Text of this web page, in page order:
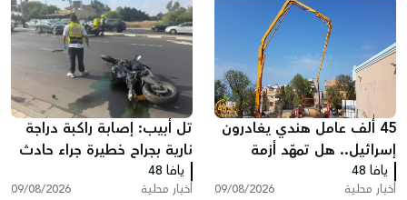
45 ألف عامل هندي يغادرون
إسرائيل.. هل تمهّد أزمة
العمالة لعودة الفلسطينيين؟
يافا 48
أخبار محلية 09/08/2026
تل أبيب: إصابة راكبة دراجة
نارية بجراح خطيرة جراء حادث
طرق
يافا 48
أخبار محلية 09/08/2026